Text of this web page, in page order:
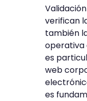
verifican
también
operativa
es
web
es